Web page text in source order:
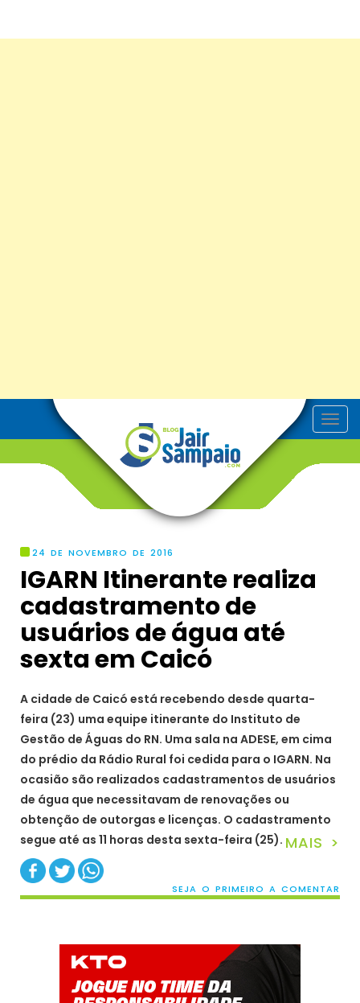
T
o
24 DE NOVEMBRO DE 2016
IGARN Itinerante realiza
cadastramento de
usuários de água até
sexta em Caicó
A cidade de Caicó está recebendo desde quarta-
feira (23) uma equipe itinerante do Instituto de
Gestão de Águas do RN. Uma sala na ADESE, em cima
do prédio da Rádio Rural foi cedida para o IGARN. Na
ocasião são realizados cadastramentos de usuários
de água que necessitavam de renovações ou
obtenção de outorgas e licenças. O cadastramento
segue até as 11 horas desta sexta-feira (25). MAIS >
SEJA O PRIMEIRO A COMENTAR